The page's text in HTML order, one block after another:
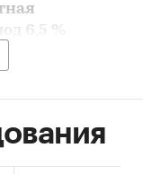
6,5 %
цен на
низких
под 6,5 % на
к росту